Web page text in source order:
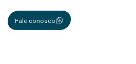
Fale conosco